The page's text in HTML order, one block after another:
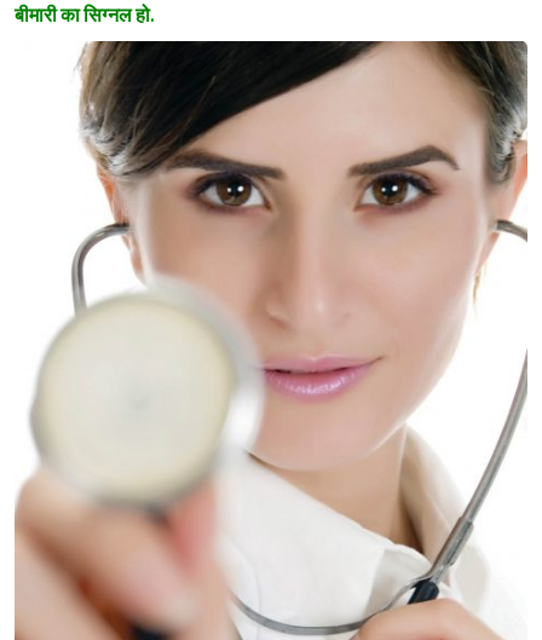
बीमारी का सिग्नल हो.